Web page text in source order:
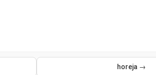
horeja →